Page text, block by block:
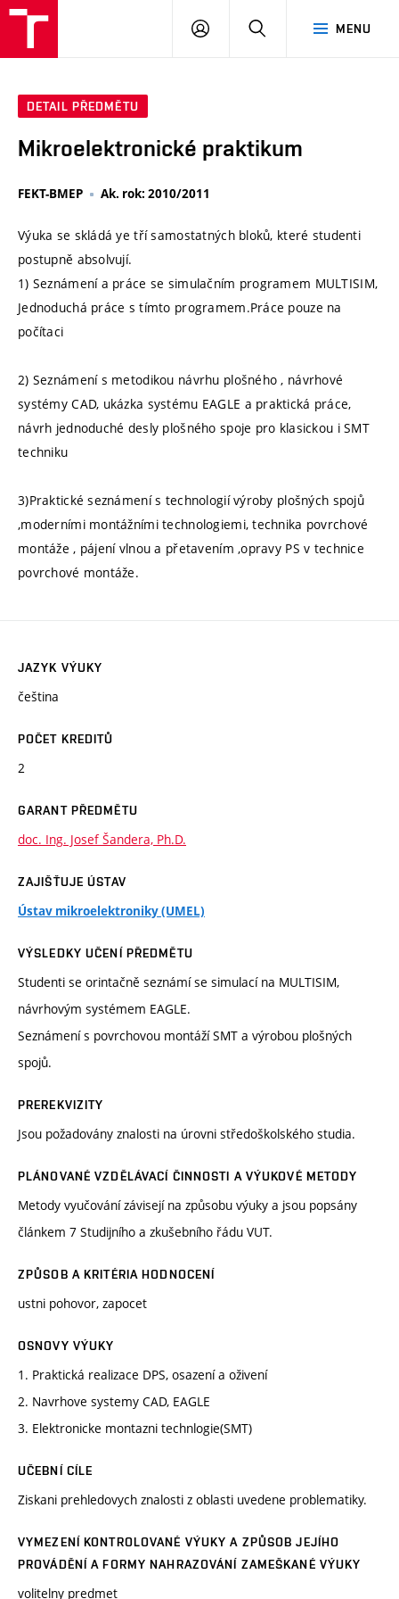
MENU
PŘIHLÁSIT
DETAIL PŘEDMĚTU
Mikroelektronické praktikum
FEKT-BMEP Ak. rok: 2010/2011
Výuka se skládá ye tří samostatných bloků, které studenti
postupně absolvují.
1) Seznámení a práce se simulačním programem MULTISIM,
Jednoduchá práce s tímto programem.Práce pouze na
počítaci
2) Seznámení s metodikou návrhu plošného , návrhové
systémy CAD, ukázka systému EAGLE a praktická práce,
návrh jednoduché desly plošného spoje pro klasickou i SMT
techniku
3)Praktické seznámení s technologií výroby plošných spojů
,moderními montážními technologiemi, technika povrchové
montáže , pájení vlnou a přetavením ,opravy PS v technice
povrchové montáže.
JAZYK VÝUKY
čeština
POČET KREDITŮ
2
GARANT PŘEDMĚTU
doc. Ing. Josef Šandera, Ph.D.
ZAJIŠŤUJE ÚSTAV
Ústav mikroelektroniky (UMEL)
VÝSLEDKY UČENÍ PŘEDMĚTU
Studenti se orintačně seznámí se simulací na MULTISIM,
návrhovým systémem EAGLE.
Seznámení s povrchovou montáží SMT a výrobou plošných
spojů.
PREREKVIZITY
Jsou požadovány znalosti na úrovni středoškolského studia.
PLÁNOVANÉ VZDĚLÁVACÍ ČINNOSTI A VÝUKOVÉ METODY
Metody vyučování závisejí na způsobu výuky a jsou popsány
článkem 7 Studijního a zkušebního řádu VUT.
ZPŮSOB A KRITÉRIA HODNOCENÍ
ustni pohovor, zapocet
OSNOVY VÝUKY
1. Praktická realizace DPS, osazení a oživení
2. Navrhove systemy CAD, EAGLE
3. Elektronicke montazni technlogie(SMT)
UČEBNÍ CÍLE
Ziskani prehledovych znalosti z oblasti uvedene problematiky.
VYMEZENÍ KONTROLOVANÉ VÝUKY A ZPŮSOB JEJÍHO
PROVÁDĚNÍ A FORMY NAHRAZOVÁNÍ ZAMEŠKANÉ VÝUKY
volitelny predmet